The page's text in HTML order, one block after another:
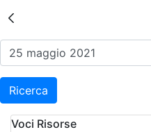
Risultati
Ricerca
Voci Risorse